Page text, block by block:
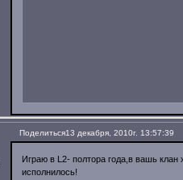
Поделиться13 декабря, 2010г. 13:57:39
Играю в L2- полтора года,в вашь
исполнилось!